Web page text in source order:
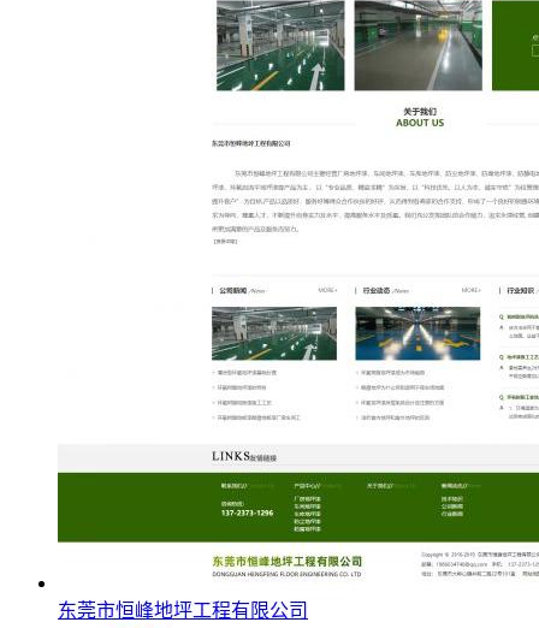
东莞市恒峰地坪工程有限公司